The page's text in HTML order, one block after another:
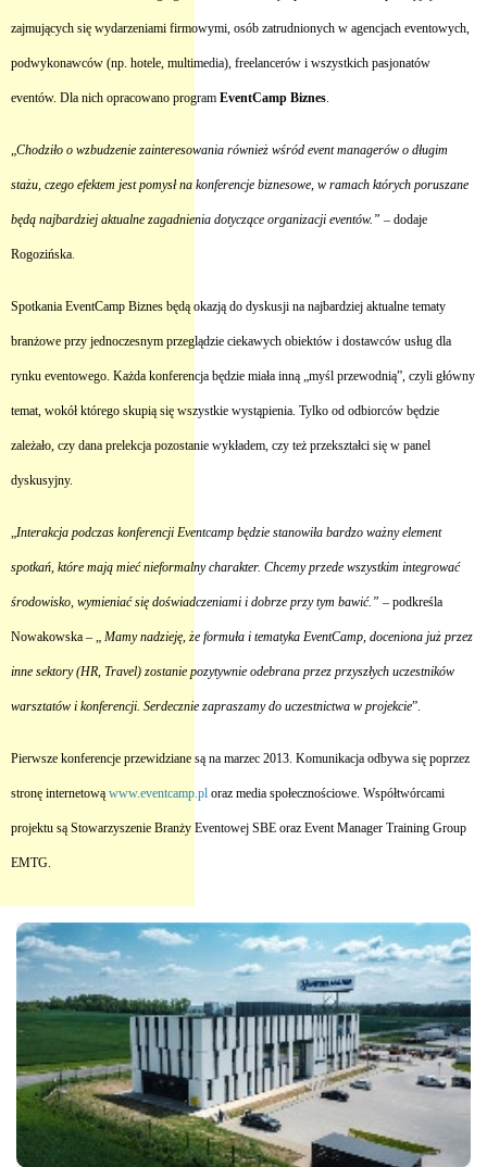
zajmujących się wydarzeniami firmowymi, osób zatrudnionych w agencjach eventowych,
podwykonawców (np. hotele, multimedia), freelancerów i wszystkich pasjonatów
eventów. Dla nich opracowano program EventCamp Biznes.
„Chodziło o wzbudzenie zainteresowania również wśród event managerów o długim
stażu, czego efektem jest pomysł na konferencje biznesowe, w ramach których poruszane
będą najbardziej aktualne zagadnienia dotyczące organizacji eventów.” – dodaje
Rogozińska.
Spotkania EventCamp Biznes będą okazją do dyskusji na najbardziej aktualne tematy
branżowe przy jednoczesnym przeglądzie ciekawych obiektów i dostawców usług dla
rynku eventowego. Każda konferencja będzie miała inną „myśl przewodnią”, czyli główny
temat, wokół którego skupią się wszystkie wystąpienia. Tylko od odbiorców będzie
zależało, czy dana prelekcja pozostanie wykładem, czy też przekształci się w panel
dyskusyjny.
„Interakcja podczas konferencji Eventcamp będzie stanowiła bardzo ważny element
spotkań, które mają mieć nieformalny charakter. Chcemy przede wszystkim integrować
środowisko, wymieniać się doświadczeniami i dobrze przy tym bawić.” – podkreśla
Nowakowska – „ Mamy nadzieję, że formuła i tematyka EventCamp, doceniona już przez
inne sektory (HR, Travel) zostanie pozytywnie odebrana przez przyszłych uczestników
warsztatów i konferencji. Serdecznie zapraszamy do uczestnictwa w projekcie”.
Pierwsze konferencje przewidziane są na marzec 2013. Komunikacja odbywa się poprzez
stronę internetową www.eventcamp.pl oraz media społecznościowe. Współtwórcami
projektu są Stowarzyszenie Branży Eventowej SBE oraz Event Manager Training Group
EMTG.